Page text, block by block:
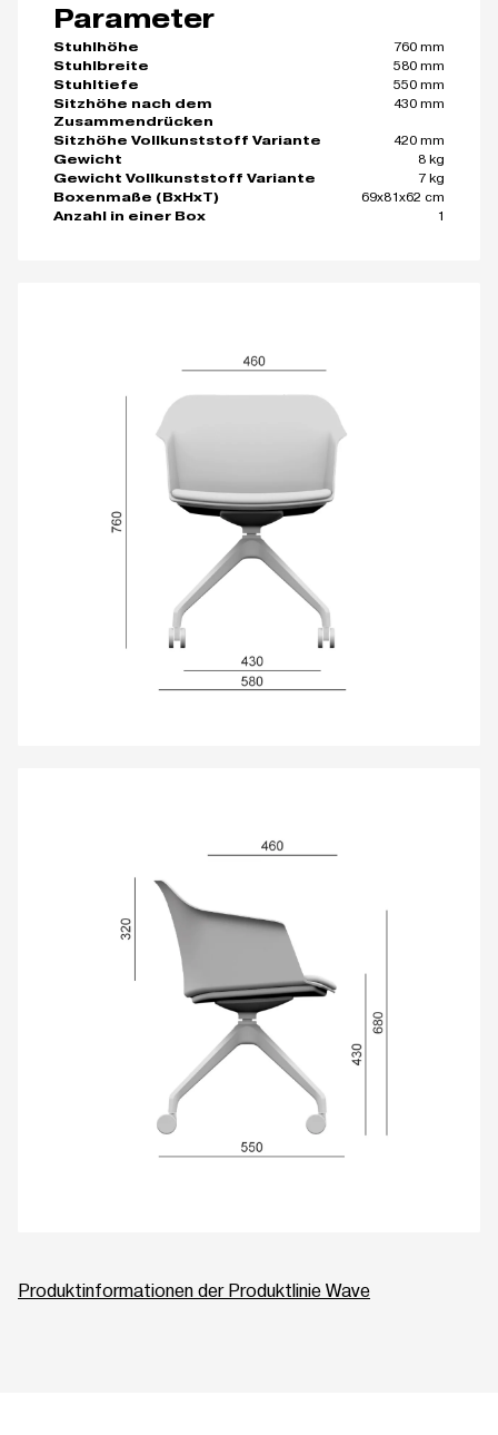
Parameter
Stuhlhöhe
760 mm
Stuhlbreite
580 mm
Stuhltiefe
550 mm
Sitzhöhe nach dem
Zusammendrücken
430 mm
Sitzhöhe Vollkunststoff Variante
420 mm
Gewicht
8 kg
Gewicht Vollkunststoff Variante
7 kg
Boxenmaße (BxHxT)
69x81x62 cm
Anzahl in einer Box
1
Produktinformationen der Produktlinie Wave